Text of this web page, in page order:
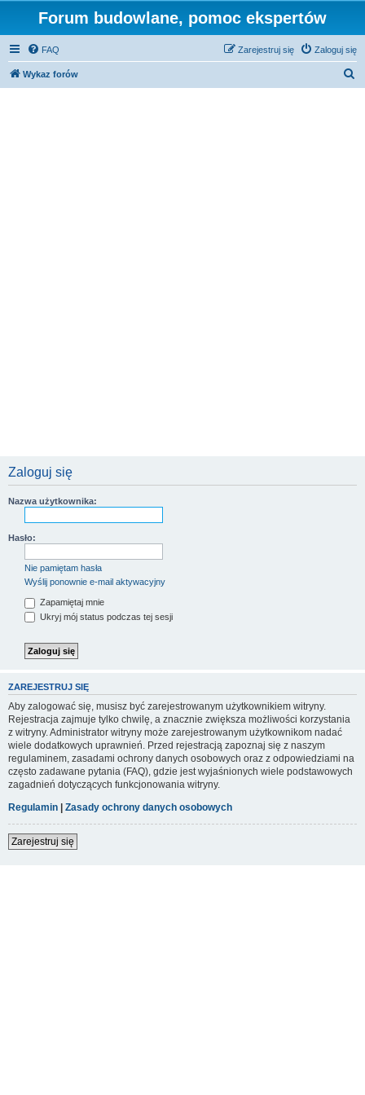
Forum budowlane, pomoc ekspertów
FAQ Zaloguj się
Zarejestruj się
Wykaz forów
Zaloguj się
Nazwa użytkownika:
Hasło:
Nie pamiętam hasła
Wyślij ponownie e-mail aktywacyjny
Zapamiętaj mnie
Ukryj mój status podczas tej sesji
ZAREJESTRUJ SIĘ
Aby zalogować się, musisz być zarejestrowanym użytkownikiem witryny.
Rejestracja zajmuje tylko chwilę, a znacznie zwiększa możliwości korzystania
z witryny. Administrator witryny może zarejestrowanym użytkownikom nadać
wiele dodatkowych uprawnień. Przed rejestracją zapoznaj się z naszym
regulaminem, zasadami ochrony danych osobowych oraz z odpowiedziami na
często zadawane pytania (FAQ), gdzie jest wyjaśnionych wiele podstawowych
zagadnień dotyczących funkcjonowania witryny.
Regulamin | Zasady ochrony danych osobowych
Zarejestruj się